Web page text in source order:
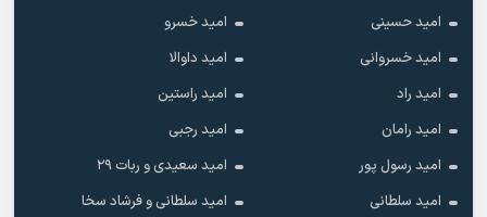
امید حسینی
امید خسرو
امید خسروانی
امید داوالا
امید راد
امید راستین
امید رامان
امید رجبی
امید رسول پور
امید سعیدی و ربات ۲۹
امید سلطانی
امید سلطانی و فرشاد سخا